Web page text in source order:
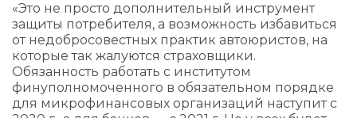
«Это не просто дополнительный инструмент
защиты потребителя, а возможность избавиться
от недобросовестных практик автоюристов, на
которые так жалуются страховщики.
Обязанность работать с институтом
финуполномоченного в обязательном порядке
для микрофинансовых организаций наступит с